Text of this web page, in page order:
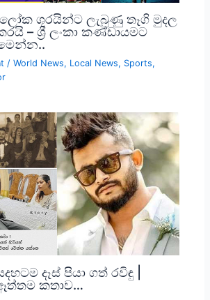
ශූරයින්ට ලැබුණු තෑගි මුදල
– ශ්‍රී ලංකා කණ්ඩායමට
/World News, Local News, Sports,
දෑස් පියා ගත් රවිඳු |
කතාව…